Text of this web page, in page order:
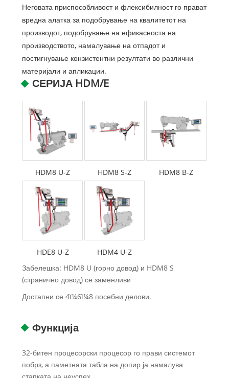
Неговата приспособливост и флексибилност го прават
вредна алатка за подобрување на квалитетот на
производот, подобрување на ефикасноста на
производството, намалување на отпадот и
постигнување конзистентни резултати во различни
материјали и апликации.
СЕРИЈА HDM/E
HDM8 U-Z HDM8 S-Z HDM8 B-Z
HDE8 U-Z
HDM4 U-Z
Забелешка: HDM8 U (горно довод) и HDM8 S
(странично довод) се заменливи
Достапни се 4ï¼6ï¼8 посебни делови.
Функција
32-битен процесорски процесор го прави системот
побрз, а паметната табла на допир ја намалува